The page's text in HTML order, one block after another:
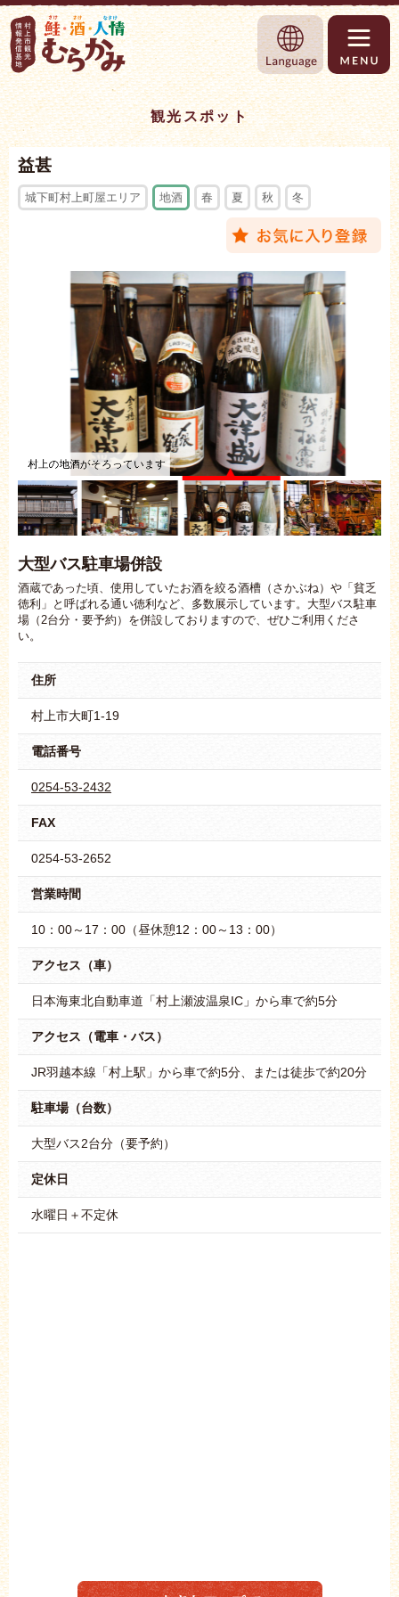
村上市観光情報総合サイト 村上市観光
Language
観光スポット
益甚
城下町村上町屋エリア 地酒 春 夏 秋 冬
村上の地酒がそろっています
大型バス駐車場併設
酒蔵であった頃、使用していたお酒を絞る酒槽（さかぶね）や「貧乏
徳利」と呼ばれる通い徳利など、多数展示しています。大型バス駐車
場（2台分・要予約）を併設しておりますので、ぜひご利用くださ
い。
住所
村上市大町1-19
電話番号
0254-53-2432
FAX
0254-53-2652
営業時間
10：00～17：00（昼休憩12：00～13：00）
アクセス（車）
日本海東北自動車道「村上瀬波温泉IC」から車で約5分
アクセス（電車・バス）
JR羽越本線「村上駅」から車で約5分、または徒歩で約20分
駐車場（台数）
大型バス2台分（要予約）
定休日
水曜日＋不定休